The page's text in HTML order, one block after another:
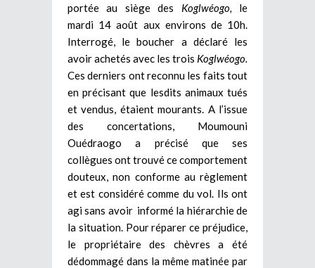
portée au siège des Koglwéogo,
le
mardi 14 août aux environs de 10h.
Interrogé, le boucher a déclaré les
avoir achetés avec les trois Koglwéogo.
Ces derniers ont reconnu les faits tout
en précisant que lesdits animaux tués
et vendus, étaient mourants. A l’issue
des concertations, Moumouni
Ouédraogo a précisé que ses
collègues ont trouvé ce comportement
douteux, non conforme au règlement
et est considéré comme du vol. Ils ont
agi sans avoir informé la hiérarchie de
la situation. Pour réparer ce préjudice,
le propriétaire des chèvres a été
dédommagé dans la même matinée par